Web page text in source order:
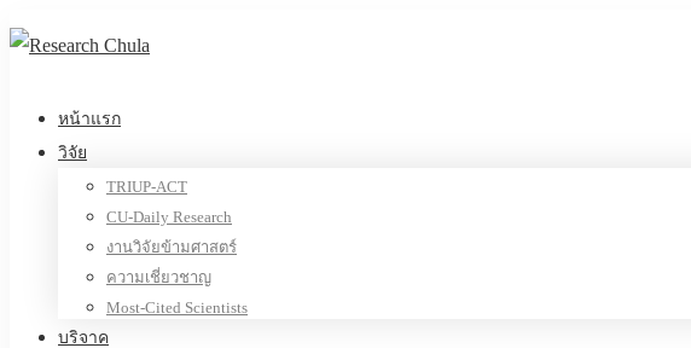
หน้าแรก
วิจัย
TRIUP-ACT
CU-Daily Research
งานวิจัยข้ามศาสตร์
ความเชี่ยวชาญ
Most-Cited Scientists
บริจาค